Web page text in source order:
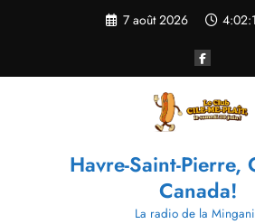
7 août 2026
Havre-Saint-Pierre,
Canada!
La radio de la